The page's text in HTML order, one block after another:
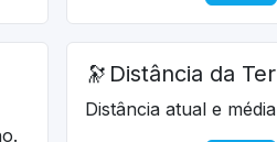
🔭 Distância da
Distância atual e